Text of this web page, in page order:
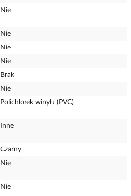
Nie
Nie
Nie
Nie
Brak
Nie
Polichlorek winylu (PVC)
Inne
Czarny
Nie
Nie